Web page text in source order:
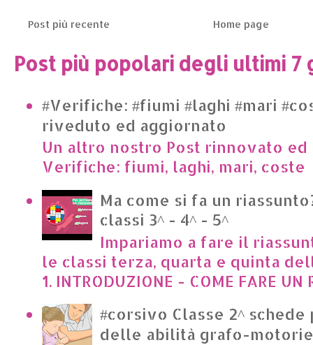
Post più recente Home page
Post più popolari degli ultimi 7
#Verifiche: #fiumi #laghi #mari
riveduto ed aggiornato
Un altro nostro Post rinnovato
Verifiche: fiumi, laghi, mari, coste
Ma come si fa un
classi 3^ - 4^ - 5^
Impariamo a fare il
le classi terza, quarta e quinta
1. INTRODUZIONE - COME FARE UN
#corsivo Classe 2^
delle abilità grafo-motorie